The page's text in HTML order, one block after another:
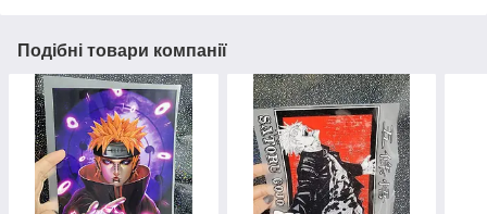
Подібні товари компанії